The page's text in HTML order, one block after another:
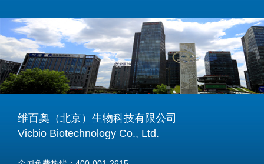
维百奥（北京）生物科技有限公司
Vicbio Biotechnology Co., Ltd.